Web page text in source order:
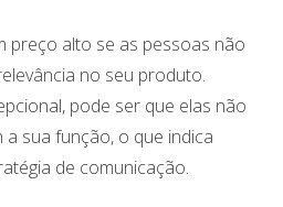
preço alto se as pessoas não
no seu produto.
pode ser que elas não
sua função, o que indica
de comunicação.